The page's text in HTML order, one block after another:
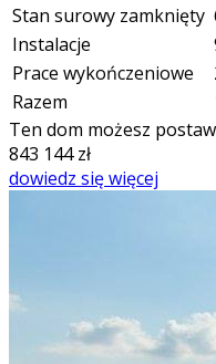
Stan surowy zamknięty
Instalacje
Prace wykończeniowe
Razem
Ten dom możesz
843 144zł
dowiedz się więcej